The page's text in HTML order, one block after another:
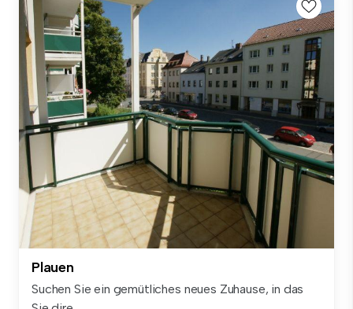
Plauen
Suchen Sie ein gemütliches neues Zuhause, in das